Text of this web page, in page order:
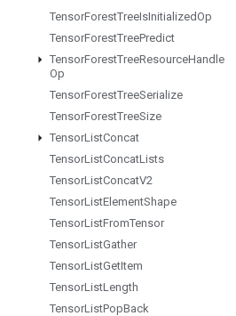
TensorForestTreeIsInitializedOp
TensorForestTreePredict
TensorForestTreeResourceHandle
Op
TensorForestTreeSerialize
TensorForestTreeSize
TensorListConcat
TensorListConcatLists
TensorListConcatV2
TensorListElementShape
TensorListFromTensor
TensorListGather
TensorListGetItem
TensorListLength
TensorListPopBack